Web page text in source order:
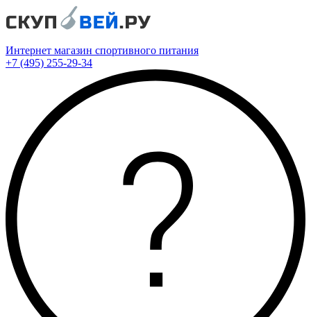
Интернет магазин спортивного питания
+7 (495) 255-29-34